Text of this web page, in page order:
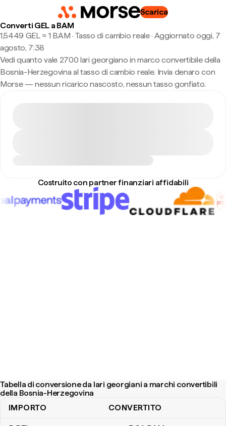
Scarica
Converti GEL a BAM
1,5449 GEL ≈ 1 BAM · Tasso di cambio reale· Aggiornato oggi, 7
agosto, 7:38
Vedi quanto vale 2700 lari georgiano in marco convertibile della
Bosnia-Herzegovina al tasso di cambio reale. Invia denaro con
Morse — nessun ricarico nascosto, nessun tasso gonfiato.
Costruito con partner finanziari affidabili
Tabella di conversione da lari georgiani a marchi convertibili
della Bosnia-Herzegovina
Tabella di conversione da lari georgiani a marchi convertibili
IMPORTO CONVERTITO